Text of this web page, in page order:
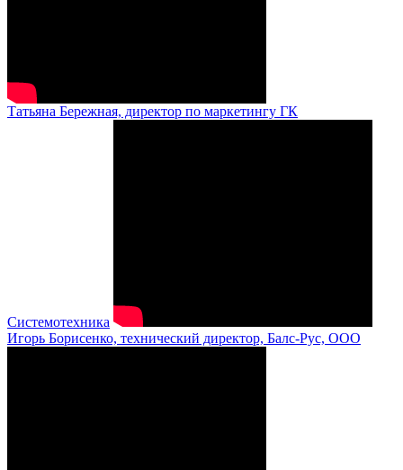
Татьяна Бережная, директор по маркетингу ГК
Системотехника
Игорь Борисенко, технический директор, Балс-Рус, ООО